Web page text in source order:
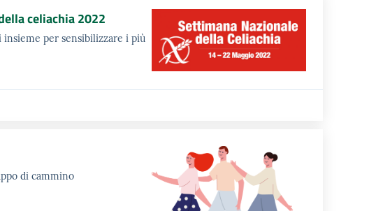
celiachia 2022
insieme per sensibilizzare i più
di cammino